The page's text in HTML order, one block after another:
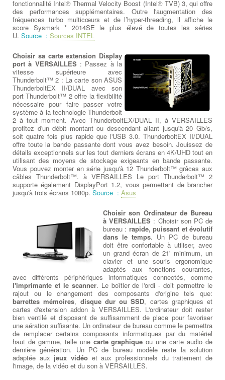
fonctionnalité Intel® Thermal Velocity Boost (Intel® TVB) 3, qui offre
des performances supplémentaires. Outre l'augmentation des
fréquences turbo multicœurs et de l’hyper-threading, il affiche le
score Sysmark * 2014SE le plus élevé de toutes les séries
U. Source : Sources INTEL
Choisir sa carte extension Display
port à VERSAILLES: Passez à la
vitesse supérieure avec
Thunderbolt™ 2 : La carte son ASUS
ThunderboltEX II/DUAL avec son
port Thunderbolt™ 2 offre la flexibilité
nécessaire pour faire passer votre
système à la technologie Thunderbolt
2 à tout moment. Avec ThunderboltEX/DUAL II, à VERSAILLES
profitez d'un débit montant ou descendant allant jusqu'à 20 Gb/s,
soit quatre fois plus rapide que l'USB 3.0. ThunderboltEX II/DUAL
offre toute la bande passante dont vous avez besoin. Jouissez de
détails exceptionnels sur les tout derniers écrans en 4K/UHD tout en
utilisant des moyens de stockage exigeants en bande passante.
Vous pouvez monter en série jusqu'à 12 Thunderbolt™ grâces aux
câbles Thunderbolt™. à VERSAILLES Le port Thunderbolt™ 2
supporte également DisplayPort 1.2, vous permettant de brancher
jusqu'à trois écrans 1080p. Source : Asus
Choisir son Ordinateur de Bureau
à VERSAILLES : Choisir son PC de
bureau : rapide, puissant et évolutif
dans le temps. Un PC de bureau
doit être confortable à utiliser, avec
un grand écran de 21' minimum, un
clavier et une souris ergonomique
adaptés aux fonctions courantes,
avec différents périphériques informatiques connectés, comme
l'imprimante et le scanner. Le boîtier de l'ordi - doit permettre le
rajout ou le changement des composants d'origine tels que:
barrettes mémoires, disque dur ou SSD, cartes graphiques et
cartes d'extension addon à VERSAILLES. L'ordinateur doit rester
bien ventilé et disposant de suffisamment de place pour favoriser
une aération suffisante. Un ordinateur de bureau comme le permettra
de remplacer certains composants informatiques par du matériel
haut de gamme, telle une carte graphique ou une carte audio de
dernière génération. Un PC de bureau modèle reste la solution
adaptée aux jeux vidéo et aux professionnels du traitement de
l'image, de la vidéo et du son à VERSAILLES.